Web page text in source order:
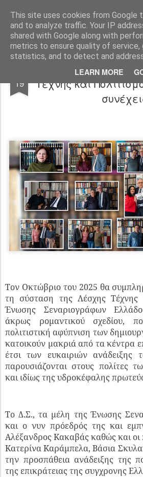
This site uses cookies from Google
and to analyze traffic. Your IP
shared with Google along with
metrics to ensure quality of service,
statistics, and to detect and
LEARN MORE
"Ερασιτέχνες Άνθρωποι"
Blog Info DreamCity Φιλικά Sites
19
Εορταστική
Τέχνης και
Τον Οκτώβριο του 2025 θα
τη σύσταση της Λέσχης Τέχνης
Ένωσης Σεναριογράφων
άκρως ρομαντικού σχεδίου,
πολιτιστική αφύπνιση των
κατοικούν μακριά από τα κέντρα
έτσι των ευκαιριών ανάδειξης
παρουσιάζονται στους πολίτες
και ιδίως της υδροκέφαλης
Το Δ.Σ., τα μέλη της Ένωσης
και ο νυν πρόεδρός της και
Αλέξανδρος Κακαβάς καθώς και οι
Κατερίνα Καράμπελα, Βάσια
την προσπάθεια ανάδειξης της
της επικράτειας της συγχρονης